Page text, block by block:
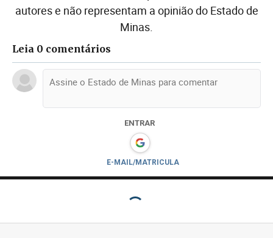
autores e não representam a opinião do Estado de
Minas.
Leia 0 comentários
ENTRAR
E-MAIL/MATRICULA